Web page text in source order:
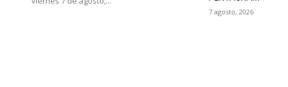
7 agosto, 2026